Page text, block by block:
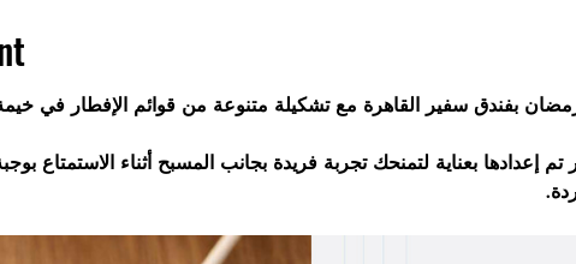
بفندق سفير القاهرة مع تشكيلة متنوعة من قوائم الإفطار في
إفطار تم إعدادها بعناية لتمنحك تجربة فريدة بجانب المسبح أثناء الاستمتاع